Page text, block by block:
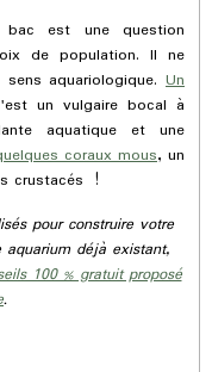
est une question
de population. Il ne
aquariologique. Un
un vulgaire bocal à
aquatique et une
coraux mous, un
crustacés !
pour construire votre
déjà existant,
100 % gratuit proposé
.